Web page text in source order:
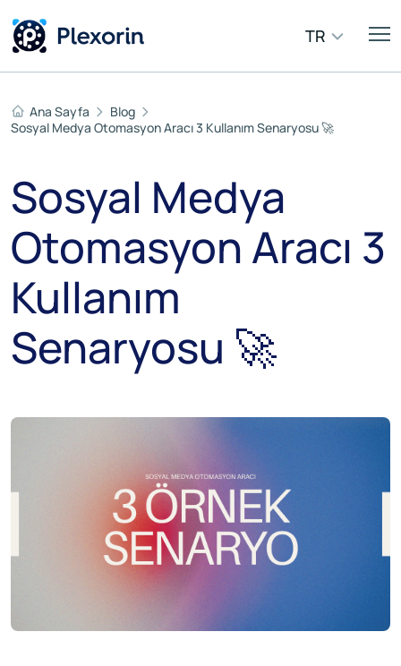
TR
Ana Sayfa
Blog
Sosyal Medya Otomasyon Aracı 3 Kullanım Senaryosu 🚀
Sosyal Medya
Otomasyon Aracı 3
Kullanım
Senaryosu 🚀